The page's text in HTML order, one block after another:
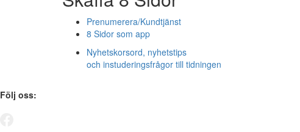
Prenumerera/Kundtjänst
8 Sidor som app
Nyhetskorsord, nyhetstips
och instuderingsfrågor till tidningen
Följ oss: